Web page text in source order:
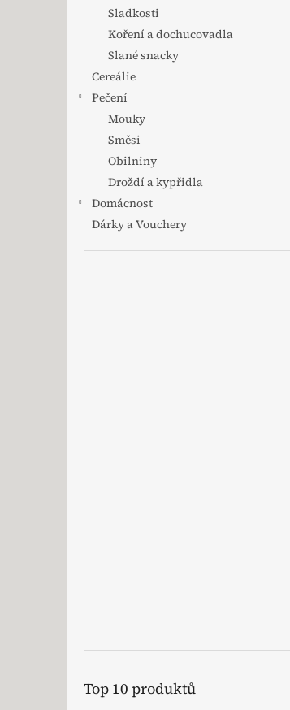
Sladkosti
Koření a dochucovadla
Slané snacky
Cereálie
Pečení
Mouky
Směsi
Obilniny
Droždí a kypřidla
Domácnost
Dárky a Vouchery
Top 10 produktů